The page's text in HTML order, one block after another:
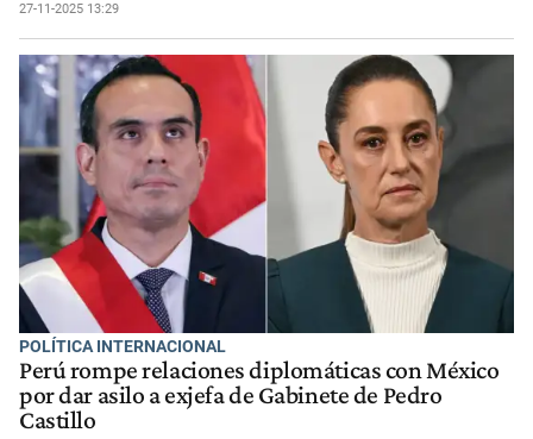
27-11-2025 13:29
POLÍTICA INTERNACIONAL
Perú rompe relaciones diplomáticas con México
por dar asilo a exjefa de Gabinete de Pedro
Castillo